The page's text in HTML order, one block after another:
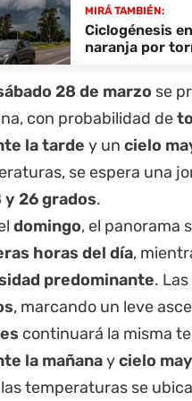
MIRÁ TAMBIÉN:
Ciclogénesis
naranja por
28 de marzo se
con probabilidad de
la tarde y un cielo
se espera una
y 26 grados.
domingo, el panorama
horas del día,
predominante.
, marcando un leve
continuará la misma
la mañanaycielo
temperaturas se